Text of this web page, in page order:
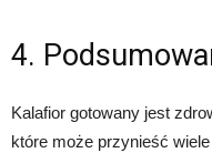
4.
Kalafior gotowany jest
które może przynieść